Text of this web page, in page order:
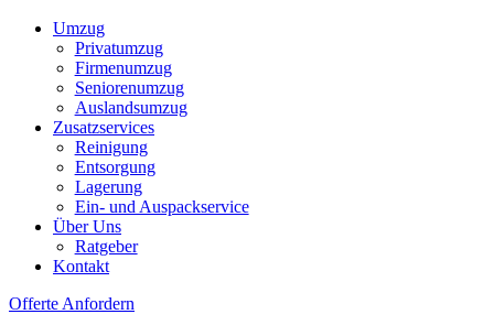
Umzug
Privatumzug
Firmenumzug
Seniorenumzug
Auslandsumzug
Zusatzservices
Reinigung
Entsorgung
Lagerung
Ein- und Auspackservice
Über Uns
Ratgeber
Kontakt
Offerte Anfordern